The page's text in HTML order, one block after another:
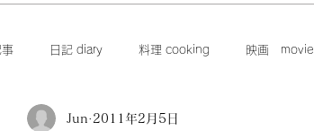
事 日記 diary 料理 cooking 映画 movie
books ブッククラブ book club
Jun 2011年2月5日